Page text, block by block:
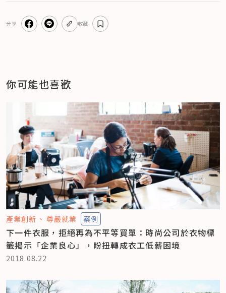
分享 收藏
你可能也喜歡
產業創新 尊嚴就業 案例
下一件衣服，拒絕再為不平等買單：時尚公司於衣物標
籤揭示「企業良心」，盼扭轉成衣工低薪困境
2018.08.22